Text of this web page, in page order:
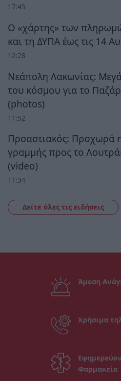
17:45
Ο «χάρτης» των
και τη ΔΥΠΑ έως τις 14
12:28
Νεάπολη Λακωνίας:
του κόσμου για το
(photos)
11:52
Προαστιακός: Προχωρά
γραμμής προς το
(video)
11:34
Δείτε όλες τις ειδήσεις
Άμεση
Χρήσιμα
Φαρμακεία